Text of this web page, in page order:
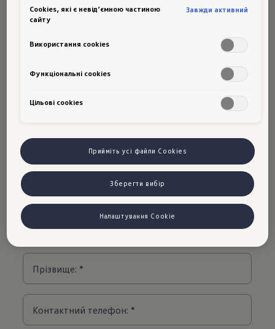
YouTube is blocked
Golf:Комплектації
Сookies, які є невід’ємною частиною
сайту
Завжди активний
Використання cookies
Функціональні cookies
Цільові сookies
Прийміть усі файли Cookies
Зберегти вибір
Налаштування Cookie